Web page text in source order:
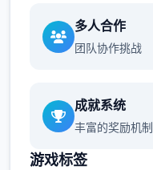
多人合作
团队协作挑战
成就系统
丰富的奖励机制
游戏标签